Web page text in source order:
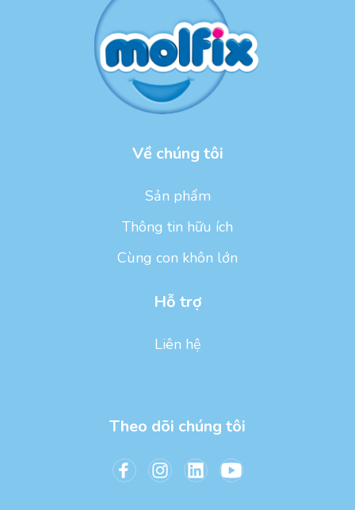
Về chúng tôi
Sản phẩm
Thông tin hữu ích
Cùng con khôn lớn
Hỗ trợ
Liên hệ
Theo dõi chúng tôi